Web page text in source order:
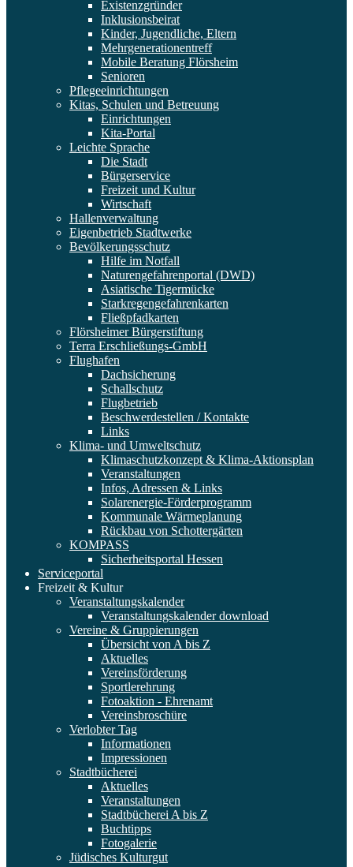
Existenzgründer
Inklusionsbeirat
Kinder, Jugendliche, Eltern
Mehrgenerationentreff
Mobile Beratung Flörsheim
Senioren
Pflegeeinrichtungen
Kitas, Schulen und Betreuung
Einrichtungen
Kita-Portal
Leichte Sprache
Die Stadt
Bürgerservice
Freizeit und Kultur
Wirtschaft
Hallenverwaltung
Eigenbetrieb Stadtwerke
Bevölkerungsschutz
Hilfe im Notfall
Naturengefahrenportal (DWD)
Asiatische Tigermücke
Starkregengefahrenkarten
Fließpfadkarten
Flörsheimer Bürgerstiftung
Terra Erschließungs-GmbH
Flughafen
Dachsicherung
Schallschutz
Flugbetrieb
Beschwerdestellen / Kontakte
Links
Klima- und Umweltschutz
Klimaschutzkonzept & Klima-Aktionsplan
Veranstaltungen
Infos, Adressen & Links
Solarenergie-Förderprogramm
Kommunale Wärmeplanung
Rückbau von Schottergärten
KOMPASS
Sicherheitsportal Hessen
Serviceportal
Freizeit & Kultur
Veranstaltungskalender
Veranstaltungskalender download
Vereine & Gruppierungen
Übersicht von A bis Z
Aktuelles
Vereinsförderung
Sportlerehrung
Fotoaktion - Ehrenamt
Vereinsbroschüre
Verlobter Tag
Informationen
Impressionen
Stadtbücherei
Aktuelles
Veranstaltungen
Stadtbücherei A bis Z
Buchtipps
Fotogalerie
Jüdisches Kulturgut